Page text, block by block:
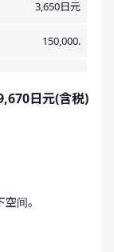
3,650日元
150,000.
日元(含税)
间。